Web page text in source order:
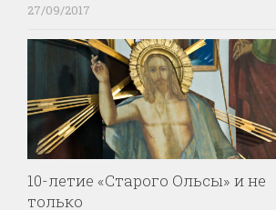
27/09/2017
10-летие «Старого Ольсы» и не
только